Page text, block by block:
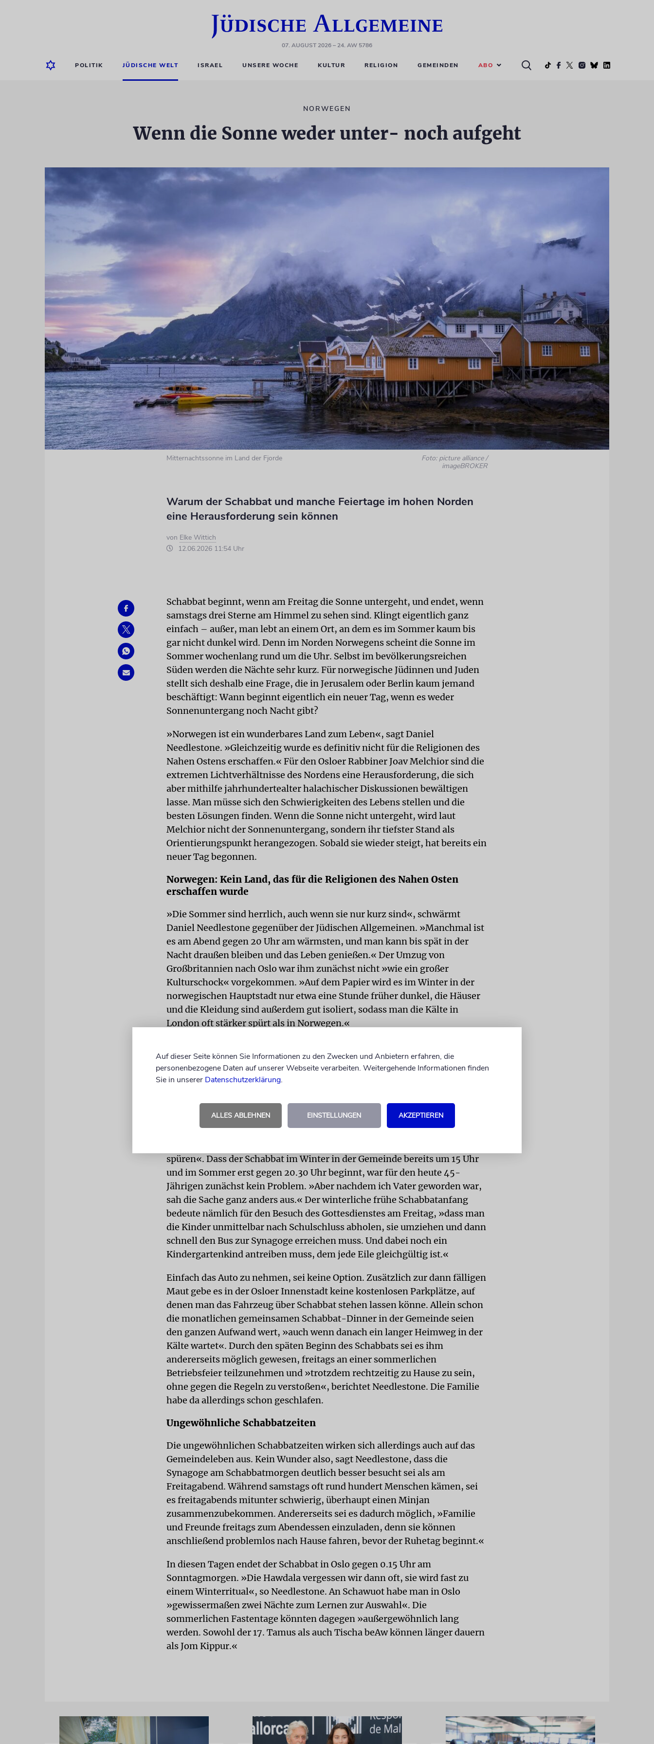
07. AUGUST 2026– 24. AW 5786
POLITIK JÜDISCHE WELT ISRAEL UNSERE WOCHE KULTUR RELIGION GEMEINDEN ABO
NORWEGEN
Wenn die Sonne weder unter- noch aufgeht
Mitternachtssonne im Land der Fjorde
Foto: picture alliance /
imageBROKER
Warum der Schabbat und manche Feiertage im hohen Norden
eine Herausforderung sein können
von Elke Wittich
12.06.2026 11:54 Uhr
Schabbat beginnt, wenn am Freitag die Sonne untergeht, und endet, wenn
samstags drei Sterne am Himmel zu sehen sind. Klingt eigentlich ganz
einfach – außer, man lebt an einem Ort, an dem es im Sommer kaum bis
gar nicht dunkel wird. Denn im Norden Norwegens scheint die Sonne im
Sommer wochenlang rund um die Uhr. Selbst im bevölkerungsreichen
Süden werden die Nächte sehr kurz. Für norwegische Jüdinnen und Juden
stellt sich deshalb eine Frage, die in Jerusalem oder Berlin kaum jemand
beschäftigt: Wann beginnt eigentlich ein neuer Tag, wenn es weder
Sonnenuntergang noch Nacht gibt?
»Norwegen ist ein wunderbares Land zum Leben«, sagt Daniel
Needlestone. »Gleichzeitig wurde es definitiv nicht für die Religionen des
Nahen Ostens erschaffen.« Für den Osloer Rabbiner Joav Melchior sind die
extremen Lichtverhältnisse des Nordens eine Herausforderung, die sich
aber mithilfe jahrhundertealter halachischer Diskussionen bewältigen
lasse. Man müsse sich den Schwierigkeiten des Lebens stellen und die
besten Lösungen finden. Wenn die Sonne nicht untergeht, wird laut
Melchior nicht der Sonnenuntergang, sondern ihr tiefster Stand als
Orientierungspunkt herangezogen. Sobald sie wieder steigt, hat bereits ein
neuer Tag begonnen.
Norwegen: Kein Land, das für die Religionen des Nahen Osten
erschaffen wurde
»Die Sommer sind herrlich, auch wenn sie nur kurz sind«, schwärmt
Daniel Needlestone gegenüber der Jüdischen Allgemeinen. »Manchmal ist
es am Abend gegen 20 Uhr am wärmsten, und man kann bis spät in der
Nacht draußen bleiben und das Leben genießen.« Der Umzug von
Großbritannien nach Oslo war ihm zunächst nicht »wie ein großer
Kulturschock« vorgekommen. »Auf dem Papier wird es im Winter in der
norwegischen Hauptstadt nur etwa eine Stunde früher dunkel, die Häuser
und die Kleidung sind außerdem gut isoliert, sodass man die Kälte in
London oft stärker spürt als in Norwegen.«
»Die Sommer sind herrlich, auch wenn
sie nur kurz sind.«
Nach einiger Zeit vermisse man dann aber doch die im Norden sehr tief
spüren«. Dass der Schabbat im Winter in der Gemeinde bereits um 15 Uhr
und im Sommer erst gegen 20.30 Uhr beginnt, war für den heute 45-
Jährigen zunächst kein Problem. »Aber nachdem ich Vater geworden war,
sah die Sache ganz anders aus.« Der winterliche frühe Schabbatanfang
bedeute nämlich für den Besuch des Gottesdienstes am Freitag, »dass man
die Kinder unmittelbar nach Schulschluss abholen, sie umziehen und dann
schnell den Bus zur Synagoge erreichen muss. Und dabei noch ein
Kindergartenkind antreiben muss, dem jede Eile gleichgültig ist.«
Einfach das Auto zu nehmen, sei keine Option. Zusätzlich zur dann fälligen
Maut gebe es in der Osloer Innenstadt keine kostenlosen Parkplätze, auf
denen man das Fahrzeug über Schabbat stehen lassen könne. Allein schon
die monatlichen gemeinsamen Schabbat-Dinner in der Gemeinde seien
den ganzen Aufwand wert, »auch wenn danach ein langer Heimweg in der
Kälte wartet«. Durch den späten Beginn des Schabbats sei es ihm
andererseits möglich gewesen, freitags an einer sommerlichen
Betriebsfeier teilzunehmen und »trotzdem rechtzeitig zu Hause zu sein,
ohne gegen die Regeln zu verstoßen«, berichtet Needlestone. Die Familie
habe da allerdings schon geschlafen.
Ungewöhnliche Schabbatzeiten
Die ungewöhnlichen Schabbatzeiten wirken sich allerdings auch auf das
Gemeindeleben aus. Kein Wunder also, sagt Needlestone, dass die
Synagoge am Schabbatmorgen deutlich besser besucht sei als am
Freitagabend. Während samstags oft rund hundert Menschen kämen, sei
es freitagabends mitunter schwierig, überhaupt einen Minjan
zusammenzubekommen. Andererseits sei es dadurch möglich, »Familie
und Freunde freitags zum Abendessen einzuladen, denn sie können
anschließend problemlos nach Hause fahren, bevor der Ruhetag beginnt.«
In diesen Tagen endet der Schabbat in Oslo gegen 0.15 Uhr am
Sonntagmorgen. »Die Hawdala vergessen wir dann oft, sie wird fast zu
einem Winterritual«, so Needlestone. An Schawuot habe man in Oslo
»gewissermaßen zwei Nächte zum Lernen zur Auswahl«. Die
sommerlichen Fastentage könnten dagegen »außergewöhnlich lang
werden. Sowohl der 17. Tamus als auch Tischa beAw können länger dauern
als Jom Kippur.«
Auf dieser Seite können Sie Informationen zu den Zwecken und Anbietern erfahren, die
personenbezogene Daten auf unserer Webseite verarbeiten. Weitergehende Informationen finden
Sie in unserer Datenschutzerklärung.
ALLES ABLEHNEN EINSTELLUNGEN AKZEPTIEREN